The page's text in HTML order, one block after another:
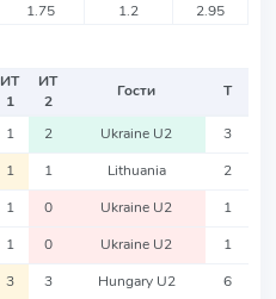
1.75 1.2 2.95
ИТ
1
ИТ
2
Гости Т
1 2 Ukraine U2 3
1 1 Lithuania 2
1 0 Ukraine U2 1
1 0 Ukraine U2 1
3 3 Hungary U2 6